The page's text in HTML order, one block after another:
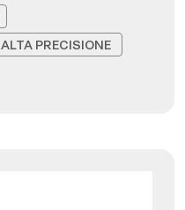
ALTA PRECISIONE